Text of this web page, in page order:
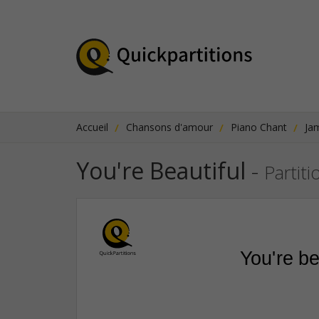
Accueil Chansons d'amour Piano Chant
You're Beautiful -
You're